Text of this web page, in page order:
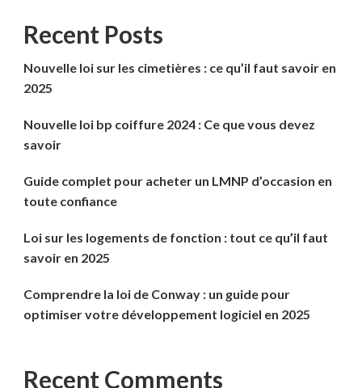
Recent Posts
Nouvelle loi sur les cimetières : ce qu’il faut savoir en
2025
Nouvelle loi bp coiffure 2024 : Ce que vous devez
savoir
Guide complet pour acheter un LMNP d’occasion en
toute confiance
Loi sur les logements de fonction : tout ce qu’il faut
savoir en 2025
Comprendre la loi de Conway : un guide pour
optimiser votre développement logiciel en 2025
Recent Comments